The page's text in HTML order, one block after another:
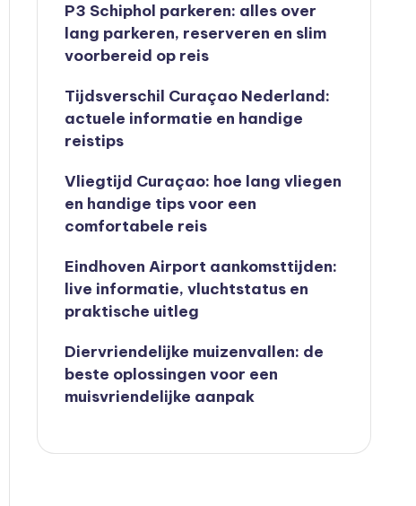
P3 Schiphol parkeren: alles over
lang parkeren, reserveren en slim
voorbereid op reis
Tijdsverschil Curaçao Nederland:
actuele informatie en handige
reistips
Vliegtijd Curaçao: hoe lang vliegen
en handige tips voor een
comfortabele reis
Eindhoven Airport aankomsttijden:
live informatie, vluchtstatus en
praktische uitleg
Diervriendelijke muizenvallen: de
beste oplossingen voor een
muisvriendelijke aanpak